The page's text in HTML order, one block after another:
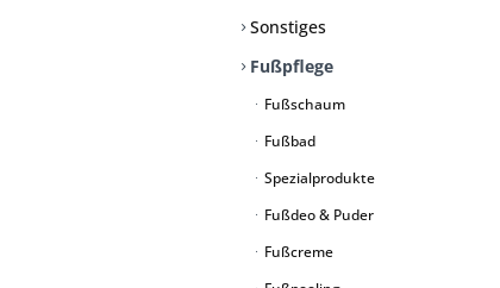
Sonstiges
Fußpflege
Fußschaum
Fußbad
Spezialprodukte
Fußdeo & Puder
Fußcreme